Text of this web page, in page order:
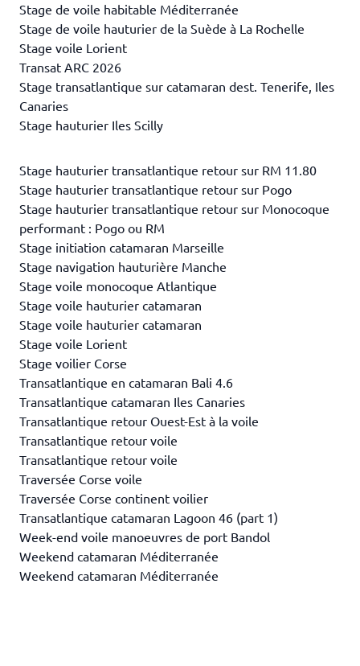
Stage de voile habitable Méditerranée
Stage de voile hauturier de la Suède à La Rochelle
Stage voile Lorient
Transat ARC 2026
Stage transatlantique sur catamaran dest. Tenerife, Iles
Canaries
Stage hauturier Iles Scilly
Stage hauturier transatlantique retour sur RM 11.80
Stage hauturier transatlantique retour sur Pogo
Stage hauturier transatlantique retour sur Monocoque
performant : Pogo ou RM
Stage initiation catamaran Marseille
Stage navigation hauturière Manche
Stage voile monocoque Atlantique
Stage voile hauturier catamaran
Stage voile hauturier catamaran
Stage voile Lorient
Stage voilier Corse
Transatlantique en catamaran Bali 4.6
Transatlantique catamaran Iles Canaries
Transatlantique retour Ouest-Est à la voile
Transatlantique retour voile
Transatlantique retour voile
Traversée Corse voile
Traversée Corse continent voilier
Transatlantique catamaran Lagoon 46 (part 1)
Week-end voile manoeuvres de port Bandol
Weekend catamaran Méditerranée
Weekend catamaran Méditerranée